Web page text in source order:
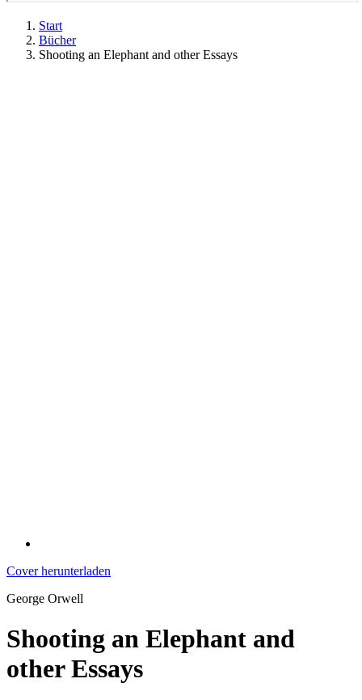
Start
Bücher
Shooting an Elephant and other Essays
Cover herunterladen
George Orwell
Shooting an Elephant and
other Essays